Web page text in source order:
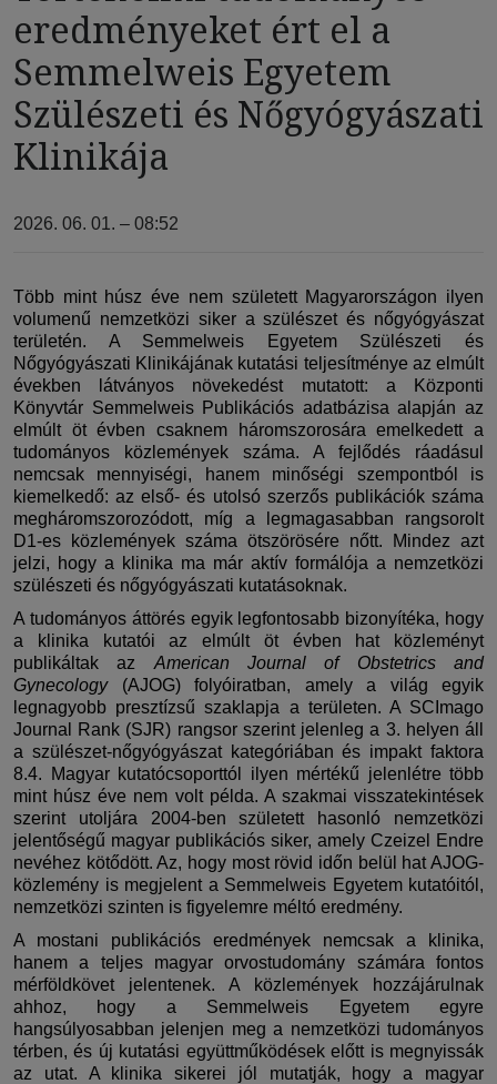
eredményeket ért el a
Semmelweis Egyetem
Szülészeti és Nőgyógyászati
Klinikája
2026. 06. 01. – 08:52
Több mint húsz éve nem született Magyarországon ilyen
volumenű nemzetközi siker a szülészet és nőgyógyászat
területén. A Semmelweis Egyetem Szülészeti és
Nőgyógyászati Klinikájának kutatási teljesítménye az elmúlt
években látványos növekedést mutatott: a Központi
Könyvtár Semmelweis Publikációs adatbázisa alapján az
elmúlt öt évben csaknem háromszorosára emelkedett a
tudományos közlemények száma. A fejlődés ráadásul
nemcsak mennyiségi, hanem minőségi szempontból is
kiemelkedő: az első- és utolsó szerzős publikációk száma
megháromszorozódott, míg a legmagasabban rangsorolt
D1-es közlemények száma ötszörösére nőtt. Mindez azt
jelzi, hogy a klinika ma már aktív formálója a nemzetközi
szülészeti és nőgyógyászati kutatásoknak.
A tudományos áttörés egyik legfontosabb bizonyítéka, hogy
a klinika kutatói az elmúlt öt évben hat közleményt
publikáltak az
American Journal of Obstetrics and
Gynecology
(AJOG) folyóiratban, amely a világ egyik
legnagyobb presztízsű szaklapja a területen. A SCImago
Journal Rank (SJR) rangsor szerint jelenleg a 3. helyen áll
a szülészet-nőgyógyászat kategóriában és impakt faktora
8.4. Magyar kutatócsoporttól ilyen mértékű jelenlétre több
mint húsz éve nem volt példa. A szakmai visszatekintések
szerint utoljára 2004-ben született hasonló nemzetközi
jelentőségű magyar publikációs siker, amely Czeizel Endre
nevéhez kötődött. Az, hogy most rövid időn belül hat AJOG-
közlemény is megjelent a Semmelweis Egyetem kutatóitól,
nemzetközi szinten is figyelemre méltó eredmény.
A mostani publikációs eredmények nemcsak a klinika,
hanem a teljes magyar orvostudomány számára fontos
mérföldkövet jelentenek. A közlemények hozzájárulnak
ahhoz, hogy a Semmelweis Egyetem egyre
hangsúlyosabban jelenjen meg a nemzetközi tudományos
térben, és új kutatási együttműködések előtt is megnyissák
az utat. A klinika sikerei jól mutatják, hogy a magyar